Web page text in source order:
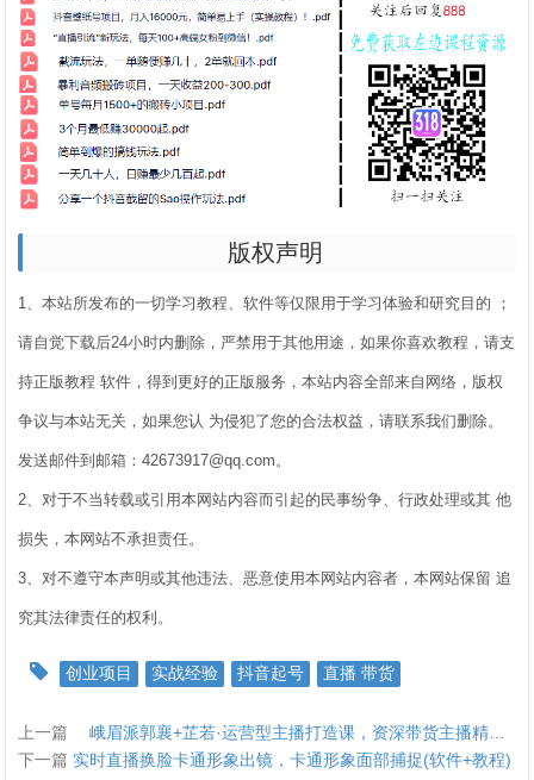
版权声明
1、本站所发布的一切学习教程、软件等仅限用于学习体验和研究目的 ；
请自觉下载后24小时内删除，严禁用于其他用途，如果你喜欢教程，请支
持正版教程 软件，得到更好的正版服务，本站内容全部来自网络，版权
争议与本站无关，如果您认 为侵犯了您的合法权益，请联系我们删除。
发送邮件到邮箱：42673917@qq.com。
2、对于不当转载或引用本网站内容而引起的民事纷争、行政处理或其 他
损失，本网站不承担责任。
3、对不遵守本声明或其他违法、恶意使用本网站内容者，本网站保留 追
究其法律责任的权利。
创业项目 实战经验 抖音起号 直播 带货
上一篇
峨眉派郭襄+芷若·运营型主播打造课，资深带货主播精细化讲解
下一篇 实时直播换脸卡通形象出镜，卡通形象面部捕捉(软件+教程)